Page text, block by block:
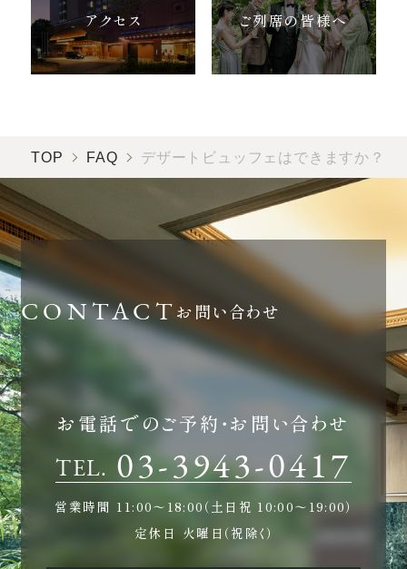
運営会社情報 プライバシーポリシー
アクセス ご列席の皆様へ
TOP FAQ デザートビュッフェはできますか？
お問い合わせ
お電話でのご予約・お問い合わせ
TEL. 03-3943-0417
営業時間 11:00〜18:00（土日祝 10:00〜19:00）
定休日 火曜日（祝除く）